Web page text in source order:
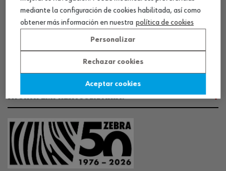
WORKINWÜRTH
NUESTROS CERTIFICADOS
¡WÜRTH EMPRESA SOLIDARIA!
mediante la configuración de cookies habilitada, así como
obtener más información en nuestra política de cookies
Personalizar
Rechazar cookies
Aceptar cookies